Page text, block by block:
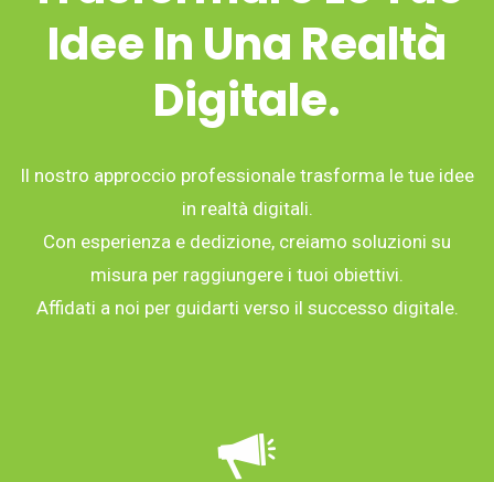
Idee In Una Realtà
Digitale.
Il nostro approccio professionale trasforma le tue idee
in realtà digitali.
Con esperienza e dedizione, creiamo soluzioni su
misura per raggiungere i tuoi obiettivi.
Affidati a noi per guidarti verso il successo digitale.